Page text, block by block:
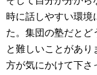
時に話しやすい環境
た。集団の塾だとど
と難しいことがあり
方が気にかけて下さ